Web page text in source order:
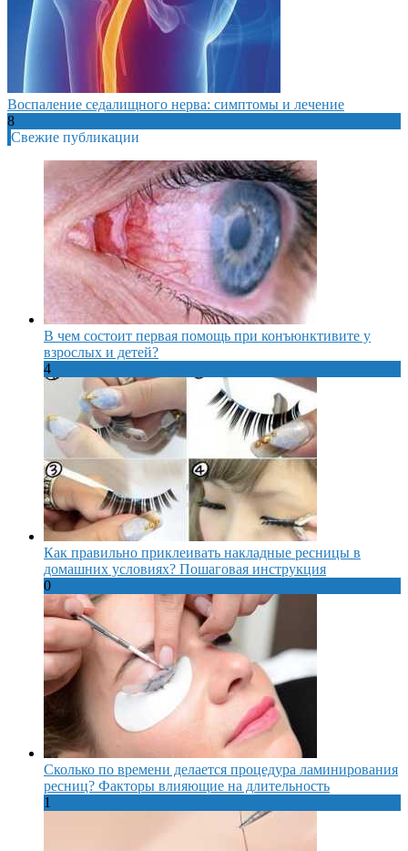
Воспаление седалищного нерва: симптомы и лечение
8
Свежие публикации
В чем состоит первая помощь при конъюнктивите у
взрослых и детей?
4
Как правильно приклеивать накладные ресницы в
домашних условиях? Пошаговая инструкция
0
Сколько по времени делается процедура ламинирования
ресниц? Факторы влияющие на длительность
1